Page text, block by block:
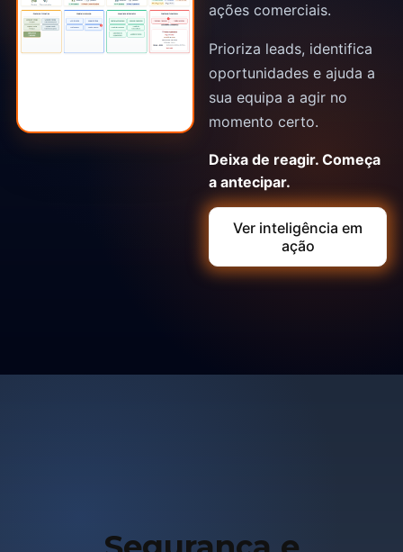
ações comerciais.
Prioriza leads, identifica
oportunidades e ajuda a
sua equipa a agir no
momento certo.
Deixa de reagir. Começa
a antecipar.
Ver inteligência em
ação